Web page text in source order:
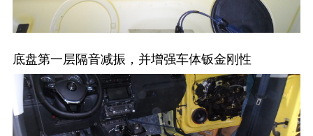
底盘第一层隔音减振，并增强车体钣金刚性